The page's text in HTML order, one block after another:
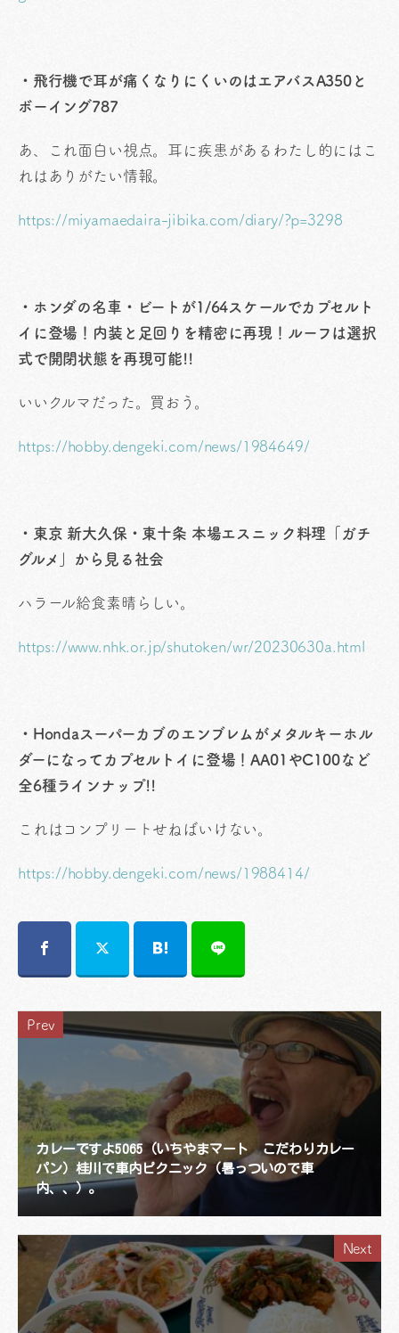
・飛行機で耳が痛くなりにくいのはエアバスA350と
ボーイング787
あ、これ面白い視点。耳に疾患があるわたし的にはこ
れはありがたい情報。
https://miyamaedaira-jibika.com/diary/?p=3298
・ホンダの名車・ビートが1/64スケールでカプセルト
イに登場！内装と足回りを精密に再現！ルーフは選択
式で開閉状態を再現可能!!
いいクルマだった。買おう。
https://hobby.dengeki.com/news/1984649/
・東京 新大久保・東十条 本場エスニック料理「ガチ
グルメ」から見る社会
ハラール給食素晴らしい。
https://www.nhk.or.jp/shutoken/wr/20230630a.html
・Hondaスーパーカブのエンブレムがメタルキーホル
ダーになってカプセルトイに登場！AA01やC100など
全6種ラインナップ!!
これはコンプリートせねばいけない。
https://hobby.dengeki.com/news/1988414/
Prev
カレーですよ5065（いちやまマート こだわりカレー
パン）桂川で車内ピクニック（暑っついので車
内、、）。
Next